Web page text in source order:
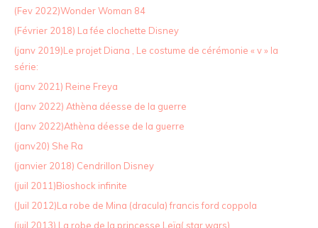
(Fev 2022)Wonder Woman 84
(Février 2018) La fée clochette Disney
(janv 2019)Le projet Diana , Le costume de cérémonie « v » la
série:
(janv 2021) Reine Freya
(Janv 2022) Athèna déesse de la guerre
(Janv 2022)Athèna déesse de la guerre
(janv20) She Ra
(janvier 2018) Cendrillon Disney
(juil 2011)Bioshock infinite
(Juil 2012)La robe de Mina (dracula) francis ford coppola
(juil 2013) La robe de la princesse Leïa( star wars)